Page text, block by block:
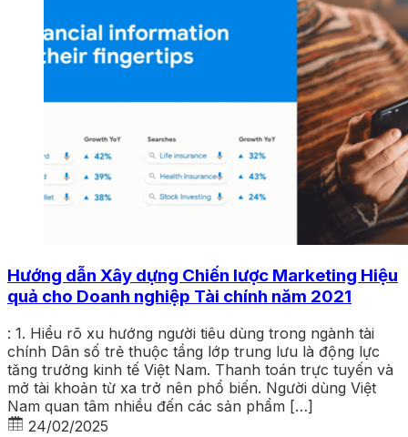
Hướng dẫn Xây dựng Chiến lược Marketing Hiệu
quả cho Doanh nghiệp Tài chính năm 2021
: 1. Hiểu rõ xu hướng người tiêu dùng trong ngành tài
chính Dân số trẻ thuộc tầng lớp trung lưu là động lực
tăng trưởng kinh tế Việt Nam. Thanh toán trực tuyến và
mở tài khoản từ xa trở nên phổ biến. Người dùng Việt
Nam quan tâm nhiều đến các sản phẩm […]
24/02/2025